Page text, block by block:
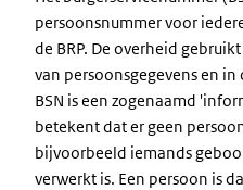
persoonsnummer voor
de BRP. De overheid
van persoonsgegevens en
BSN is een zogenaamd
betekent dat er geen
bijvoorbeeld iemands
verwerkt is. Een persoon is